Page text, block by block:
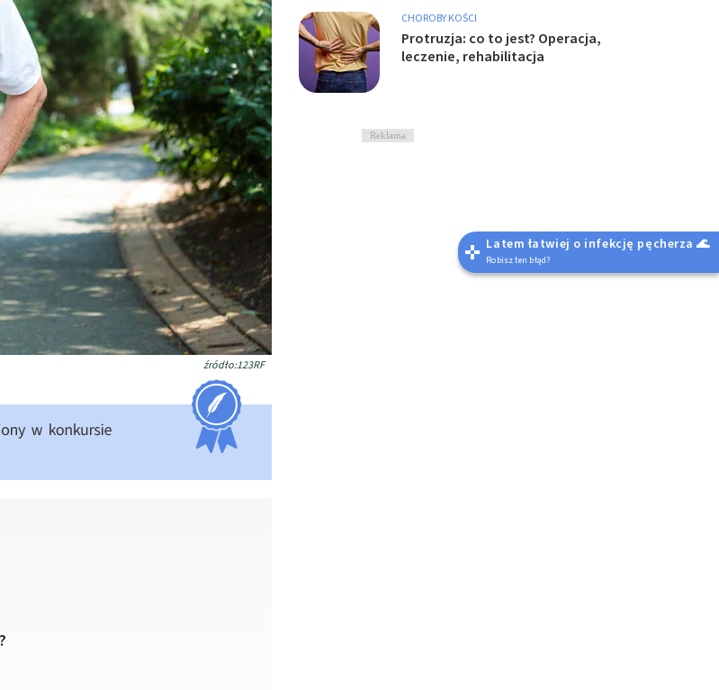
źródło:123RF
CHOROBY KOŚCI
Protruzja: co to jest? Operacja,
leczenie, rehabilitacja
Reklama
Latem łatwiej o infekcję pęcherza 🌊
Robisz ten błąd?